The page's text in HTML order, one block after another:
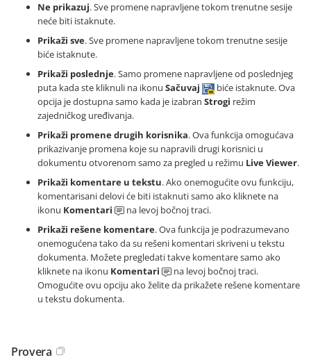
Ne prikazuj. Sve promene napravljene tokom trenutne sesije
neće biti istaknute.
Prikaži sve. Sve promene napravljene tokom trenutne sesije
biće istaknute.
Prikaži poslednje. Samo promene napravljene od poslednjeg
puta kada ste kliknuli na ikonu Sačuvaj
biće istaknute. Ova
opcija je dostupna samo kada je izabran Strogi režim
zajedničkog uređivanja.
Prikaži promene drugih korisnika. Ova funkcija omogućava
prikazivanje promena koje su napravili drugi korisnici u
dokumentu otvorenom samo za pregled u režimu Live Viewer.
Prikaži komentare u tekstu. Ako onemogućite ovu funkciju,
komentarisani delovi će biti istaknuti samo ako kliknete na
ikonu Komentari
na levoj bočnoj traci.
Prikaži rešene komentare. Ova funkcija je podrazumevano
onemogućena tako da su rešeni komentari skriveni u tekstu
dokumenta. Možete pregledati takve komentare samo ako
kliknete na ikonu Komentari
na levoj bočnoj traci.
Omogućite ovu opciju ako želite da prikažete rešene komentare
u tekstu dokumenta.
Provera